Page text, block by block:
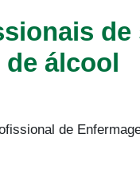
de
álcool
de